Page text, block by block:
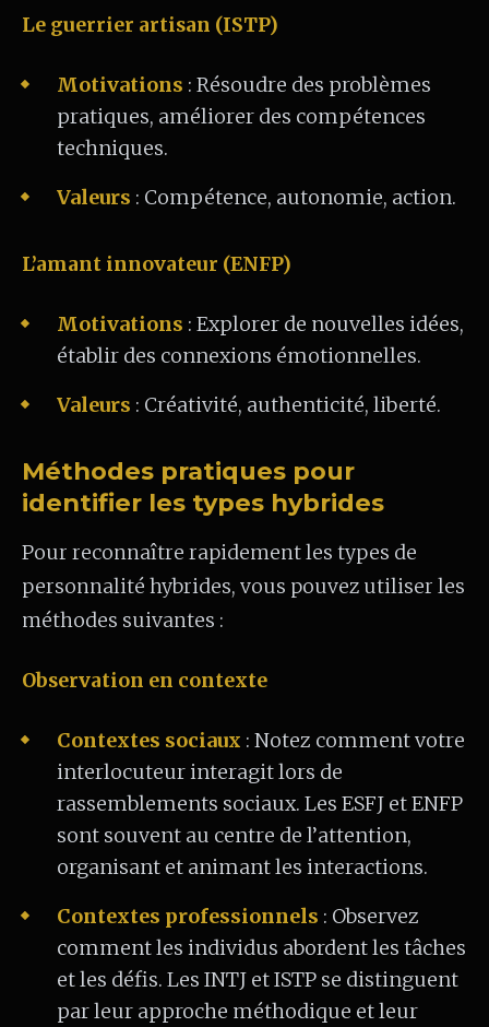
Le guerrier artisan (ISTP)
Motivations : Résoudre des problèmes
pratiques, améliorer des compétences
techniques.
Valeurs : Compétence, autonomie, action.
L’amant innovateur (ENFP)
Motivations : Explorer de nouvelles idées,
établir des connexions émotionnelles.
Valeurs : Créativité, authenticité, liberté.
Méthodes pratiques pour
identifier les types hybrides
Pour reconnaître rapidement les types de
personnalité hybrides, vous pouvez utiliser les
méthodes suivantes :
Observation en contexte
Contextes sociaux : Notez comment votre
interlocuteur interagit lors de
rassemblements sociaux. Les ESFJ et ENFP
sont souvent au centre de l’attention,
organisant et animant les interactions.
Contextes professionnels : Observez
comment les individus abordent les tâches
et les défis. Les INTJ et ISTP se distinguent
par leur approche méthodique et leur